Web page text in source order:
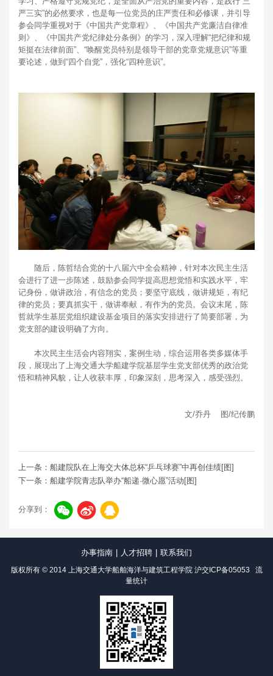
严三实”的必然要求，也是每一位党员的庄严责任和必修课，并引导
参会同学重视对于《中国共产党章程》、《中国共产党廉洁自律准
则》、《中国共产党纪律处分条例》的学习，深入理解“把纪律和规
矩挺在法律前面”、“唤醒党员特别是领导干部的党章党规意识”等重
要论述，做到“四个自觉”，强化“四种意识”。
随后，陈哲结合党的十八届六中全会精神，针对本次民主生活
会进行了进一步陈述，鼓励参会同学提高思想觉悟和实践水平，牢
记身份，做讲政治，有信念的党员；要坚守底线，做讲规矩，有纪
律的党员；要真抓实干，做讲奉献，有作为的党员。会议末尾，陈
哲就学生基层党组织建设基金项目的落实安排进行了简要部署，为
党支部的建设明确了方向。
本次民主生活会内容翔实，案例生动，综合运用各类多媒体手
段，展现出了上海交通大学船建学院基层学生党支部优秀的政治觉
悟和精神风貌，让人收获丰厚，印象深刻，思考深入，感受强烈。
文/乔丹 图/纪传鹏
上一条：船建院队在上海交大体总杯“乒乓球赛”中再创佳绩[图]
下一条：船建学院青志队举办“船递·微心愿”活动[图]
分享到：
办事指南 人才招聘 联系我们
版权所有 © 2014 上海交通大学船舶海洋与建筑工程学院 沪交ICP备05053
流
量统计